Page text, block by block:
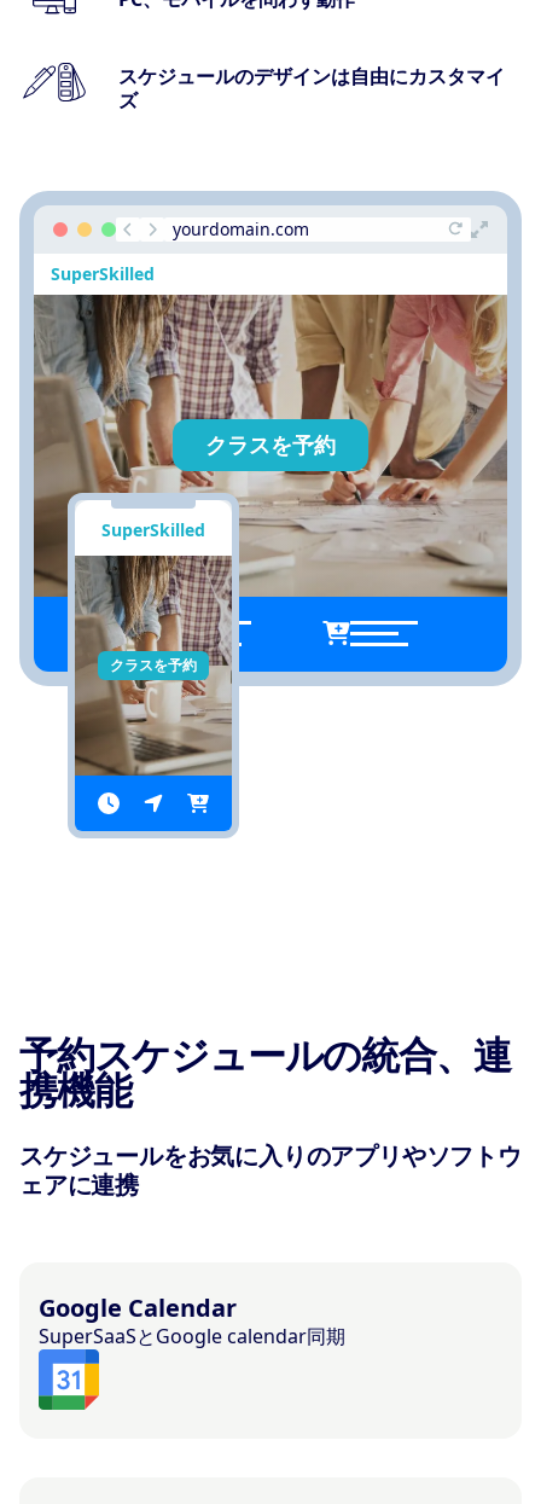
スケジュールのデザインは自由にカスタマイ
ズ
yourdomain.com
SuperSkilled
クラスを予約
SuperSkilled
クラスを予約
予約スケジュールの統合、連
携機能
スケジュールをお気に入りのアプリやソフトウ
ェアに連携
Google Calendar
SuperSaaSとGoogle calendar同期